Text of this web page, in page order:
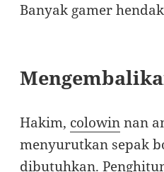
Banyak gamer
Hakim, colowinnan
menyurutkan sepak
dibutuhkan.